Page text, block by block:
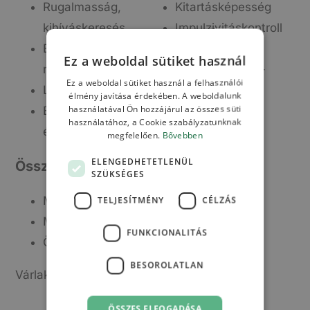
Rugalmasság,
kihíváskeresés
Empátia, társas
monitorozás
Leleményesség
Énhatékonyság-
érzés
Kitartásképesség
Impulzivitáskontroll
Ingerlékenység-
gátlás
Összesített mutatók
Megközelítő, monitorozó rendszer
Mobilizáló, alkotó, végrehajtó rendszer
Önszabályozó rendszer
Várlak tesztelésre!
Ez a weboldal sütiket használ
Ez a weboldal sütiket használ a felhasználói
élmény javítása érdekében. A weboldalunk
használatával Ön hozzájárul az összes süti
használatához, a Cookie szabályzatunknak
megfelelően. Bővebben
ELENGEDHETETLENÜL
SZÜKSÉGES
TELJESÍTMÉNY CÉLZÁS
FUNKCIONALITÁS
BESOROLATLAN